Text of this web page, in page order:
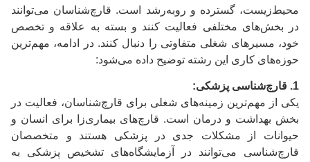
محیط‌زیست، گسترده و روبه‌رشد است. قارچ‌شناسان می‌توانند
در بخش‌های مختلفی فعالیت کنند و بسته به علاقه و تخصص
خود، مسیرهای شغلی متفاوتی را دنبال کنند. در ادامه، مهم‌ترین
حوزه‌های کاری این رشته توضیح داده می‌شود:
1. قارچ‌شناسی پزشکی:
یکی از مهم‌ترین زمینه‌های شغلی برای قارچ‌شناسان، فعالیت در
بخش بهداشت و درمان است. قارچ‌های بیماری‌زا برای انسان و
حیوانات از مشکلات جدی در پزشکی هستند و متخصصان
قارچ‌شناسی می‌توانند در آزمایشگاه‌های تشخیص پزشکی به